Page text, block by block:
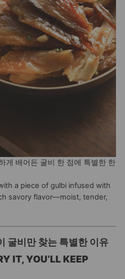
게 배어든 굴비 한 점에 특별한 한
a piece of gulbi infused with
savory flavor—moist, tender,
굴비만 찾는 특별한 이유
IT, YOU’LL KEEP